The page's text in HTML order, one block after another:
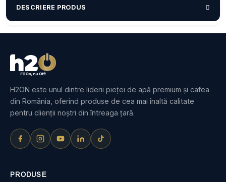
DESCRIERE PRODUS
H2ON este unul dintre liderii pieței de apă premium și cafea
din România, oferind produse de cea mai înaltă calitate
pentru clienții noștri din întreaga țară.
PRODUSE